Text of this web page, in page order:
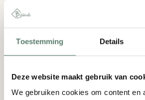
Toestemming Details
Deze website maakt gebruik van
We gebruiken cookies om content en
Wij
van jou,
Werkend Kok hebt
Passie en ambitie hebt met